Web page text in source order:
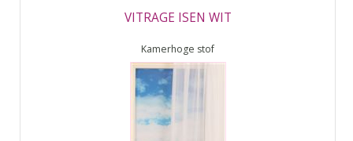
VITRAGE ISEN WIT
Kamerhoge stof